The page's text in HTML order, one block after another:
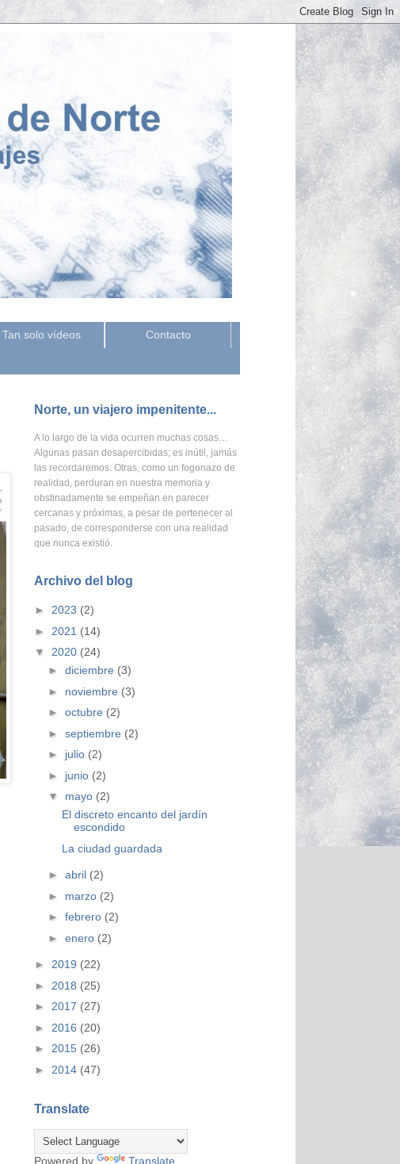
Tan solo vídeos Contacto
Norte, un viajero impenitente...
Alo largo de la vida ocurren muchas cosas…
Algunas pasan desapercibidas; es inútil, jamás
las recordaremos. Otras, como un fogonazo de
realidad, perduran en nuestra memoria y
obstinadamente se empeñan en parecer
cercanas y próximas, a pesar de pertenecer al
pasado, de corresponderse con una realidad
que nunca existió.
Archivo del blog
► 2023 (2)
► 2021 (14)
▼ 2020 (24)
► diciembre (3)
► noviembre (3)
► octubre (2)
► septiembre (2)
► julio (2)
► junio (2)
▼ mayo (2)
El discreto encanto del jardín
escondido
La ciudad guardada
► abril (2)
► marzo (2)
► febrero (2)
► enero (2)
► 2019 (22)
► 2018 (25)
► 2017 (27)
► 2016 (20)
► 2015 (26)
► 2014 (47)
Translate
Powered by Translate